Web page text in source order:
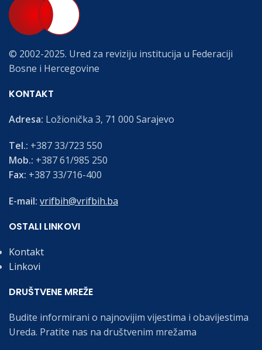
© 2002-2025. Ured za reviziju institucija u Federaciji
Bosne i Hercegovine
KONTAKT
Adresa: Ložionička 3, 71 000 Sarajevo
Tel.: +387 33/723 550
Mob.: +387 61/985 250
Fax: +387 33/716-400
E-mail: vrifbih@vrifbih.ba
OSTALI LINKOVI
Kontakt
Linkovi
DRUŠTVENE MREŽE
Budite informirani o najnovijim vijestima i obavijestima
Ureda. Pratite nas na društvenim mrežama